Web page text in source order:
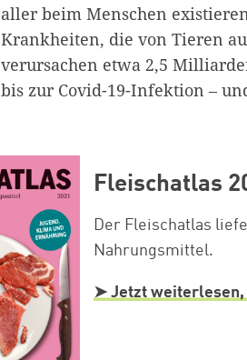
aller beim Menschen
Krankheiten, die von Tieren
verursachen etwa 2,5
bis zur Covid-19-Infektion –
Fleischatlas
Der Fleischatlas
Nahrungsmittel.
➤ Jetzt